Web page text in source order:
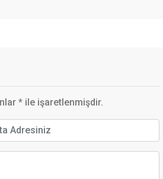
* ile işaretlenmişdir.